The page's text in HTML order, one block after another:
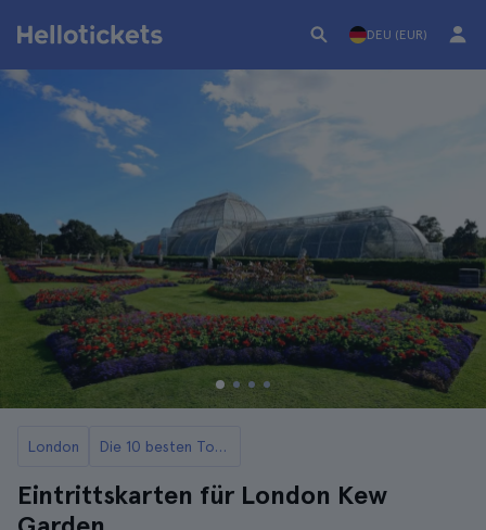
DEU (EUR)
London Die 10 besten Touren durch Parks und Gärten in London
Eintrittskarten für London Kew